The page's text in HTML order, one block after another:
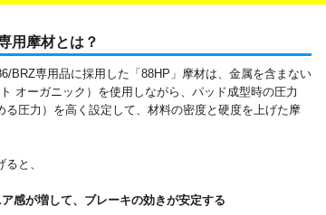
用摩材とは？
BRZ専用品に採用した「88HP」摩材は、金属を含まない
オーガニック）を使用しながら、パッド成型時の圧力
る圧力）を高く設定して、材料の密度と硬度を上げた摩
と、
感が増して、ブレーキの効きが安定する